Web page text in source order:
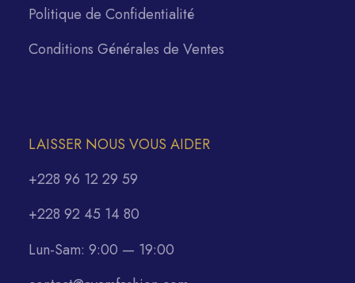
Politique de Confidentialité
Conditions Générales de Ventes
LAISSER NOUS VOUS AIDER
+228 96 12 29 59
+228 92 45 14 80
Lun-Sam: 9:00 — 19:00